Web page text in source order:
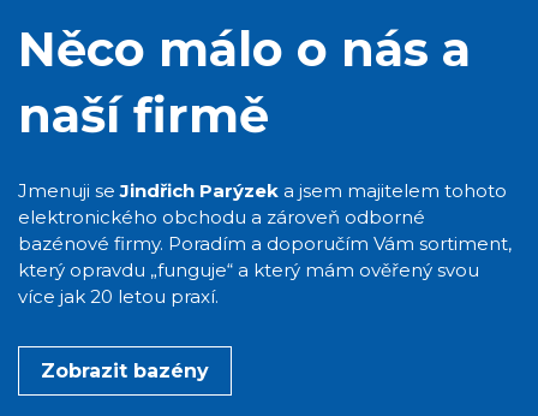
Něco málo o nás a
naší firmě
Jmenuji seJindřich Parýzek a jsem majitelem tohoto
elektronického obchodu a zároveň odborné
bazénové firmy. Poradím a doporučím Vám sortiment,
který opravdu „funguje“ a který mám ověřený svou
více jak 20 letou praxí.
Zobrazit bazény